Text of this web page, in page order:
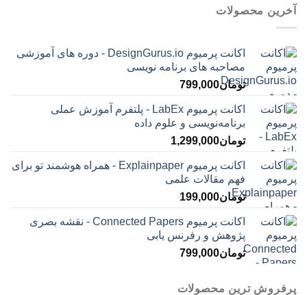
آخرین محصولات
اکانت پرمیوم DesignGurus.io - دوره ‌های آموزشی
مصاحبه ‌های برنامه نویسی
تومان799,000
اکانت پرمیوم LabEx - پلتفرم آموزش عملی
برنامه‌نویسی و علوم داده
تومان1,299,000
اکانت پرمیوم Explainpaper - همراه هوشمند تو برای
فهم مقالات علمی
تومان199,000
اکانت پرمیوم Connected Papers - نقشه بصری
پژوهش و رفرنس یابی
تومان799,000
پرفروش ترین محصولات